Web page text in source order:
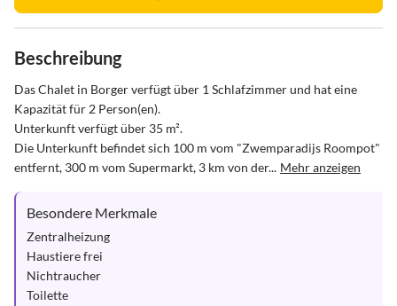
Beschreibung
Das Chalet in Borger verfügt über 1 Schlafzimmer und hat eine
Kapazität für 2 Person(en).
Unterkunft verfügt über 35 m².
Die Unterkunft befindet sich 100 m vom "Zwemparadijs Roompot"
entfernt, 300 m vom Supermarkt, 3 km von der... Mehr anzeigen
Besondere Merkmale
Zentralheizung
Haustiere frei
Nichtraucher
Toilette